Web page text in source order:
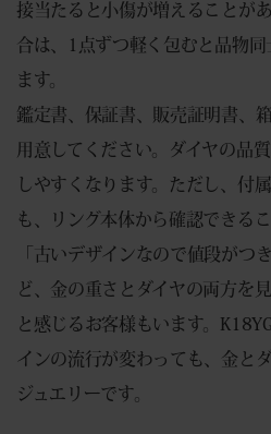
接当たると小傷が増えることが
合は、1点ずつ軽く包むと品物
ます。
鑑定書、保証書、販売証明書、
用意してください。ダイヤの品
しやすくなります。ただし、付
も、リング本体から確認できる
「古いデザインなので値段がつ
ど、金の重さとダイヤの両方を
と感じるお客様もいます。
インの流行が変わっても、金と
ジュエリーです。